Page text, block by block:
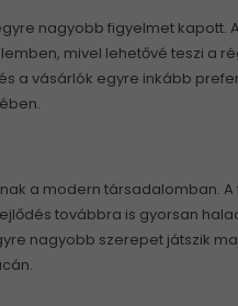
nagyobb figyelmet kapott.
mivel lehetővé teszi a
a vásárlók egyre inkább
a modern társadalomban. A
továbbra is gyorsan
nagyobb szerepet játszik